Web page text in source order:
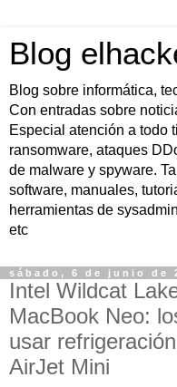
Blog
Blog sobre informática,
Con entradas sobre
Especial atención a todo
ransomware, ataques
de malware y spyware.
software, manuales,
herramientas de
etc
sábado, 6 de junio de
Intel Wildcat
MacBook Neo:
usar
AirJet Mini